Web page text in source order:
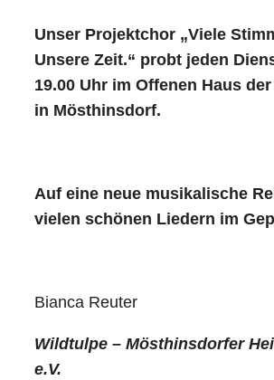
Unser Projektchor „Viele
Unsere Zeit.“ probt jeden
19.00 Uhr im Offenen Haus
in Mösthinsdorf.
Auf eine neue musikalische
vielen schönen Liedern im
Bianca Reuter
Wildtulpe – Mösthinsdorfer
e.V.